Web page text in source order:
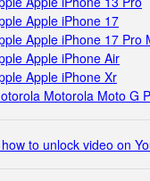
Apple iPhone 17
Apple iPhone 17 Pro
Apple iPhone Air
Apple iPhone Xr
Motorola Moto G
to unlock video on